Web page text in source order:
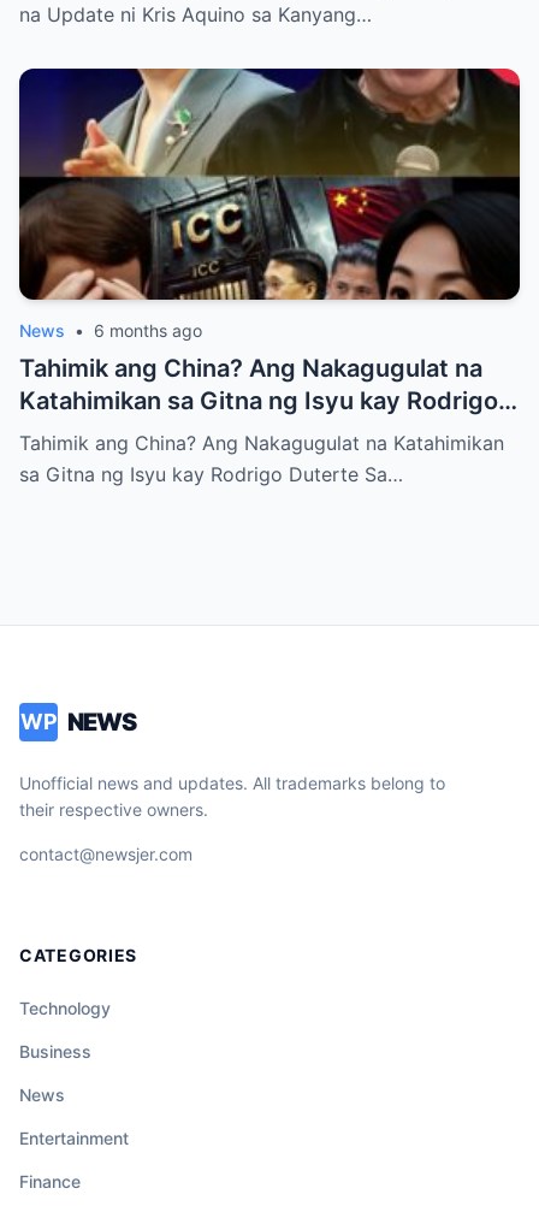
na Update ni Kris Aquino sa Kanyang…
News • 6 months ago
Tahimik ang China? Ang Nakagugulat na
Katahimikan sa Gitna ng Isyu kay Rodrigo
Duterte
Tahimik ang China? Ang Nakagugulat na Katahimikan
sa Gitna ng Isyu kay Rodrigo Duterte Sa…
WP NEWS
Unofficial news and updates. All trademarks belong to
their respective owners.
contact@newsjer.com
CATEGORIES
Technology
Business
News
Entertainment
Finance